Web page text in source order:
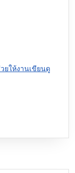
ยให้งานเขียนดู